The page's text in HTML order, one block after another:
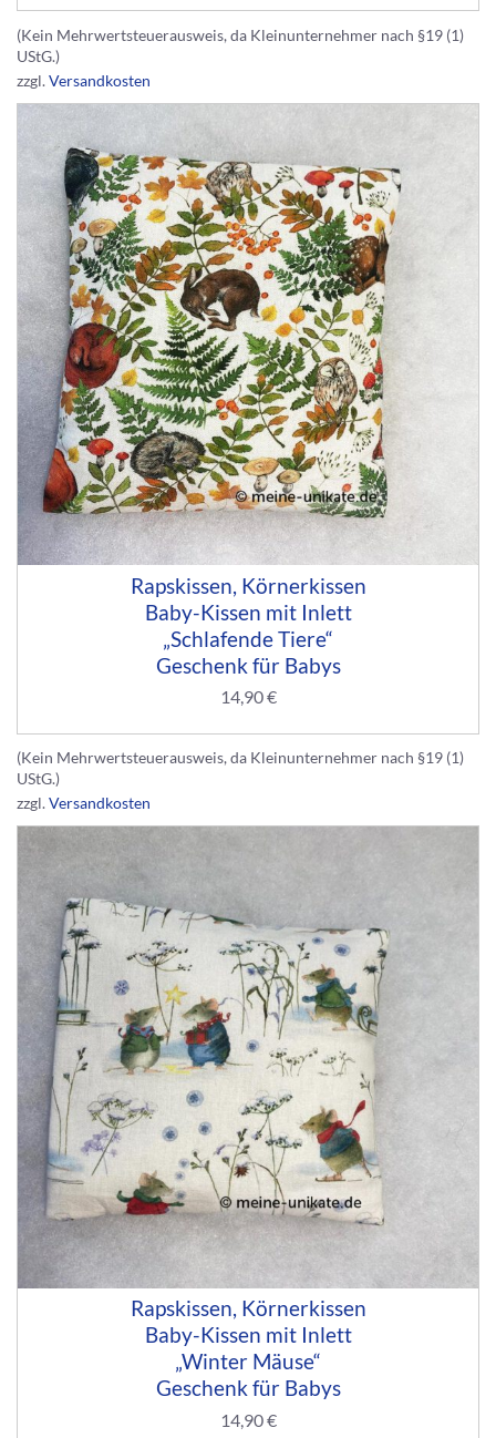
(Kein Mehrwertsteuerausweis, da Kleinunternehmer nach §19 (1)
UStG.)
zzgl.Versandkosten
Rapskissen, Körnerkissen
Baby-Kissen mit Inlett
„Schlafende Tiere“
Geschenk für Babys
14,90€
(Kein Mehrwertsteuerausweis, da Kleinunternehmer nach §19 (1)
UStG.)
zzgl.Versandkosten
Rapskissen, Körnerkissen
Baby-Kissen mit Inlett
„Winter Mäuse“
Geschenk für Babys
14,90€